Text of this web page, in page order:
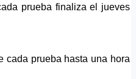
prueba finaliza el jueves
cada prueba hasta una hora